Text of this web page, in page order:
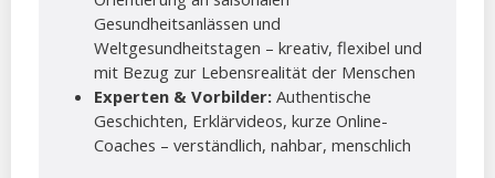
Gesundheitsanlässen und
Weltgesundheitstagen – kreativ, flexibel und
mit Bezug zur Lebensrealität der Menschen
Experten & Vorbilder:Authentische
Geschichten, Erklärvideos, kurze Online-
Coaches – verständlich, nahbar, menschlich